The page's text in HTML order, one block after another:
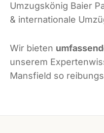
Umzugskönig Baier
& internationale
Wir bieten
unserem
Mansfield so